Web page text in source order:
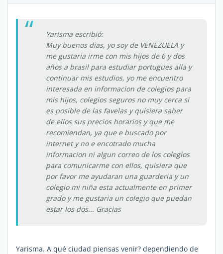
Yarisma escribió:
Muy buenos dias, yo soy de VENEZUELA y
me gustaria irme con mis hijos de 6 y dos
años a brasil para estudiar portugues alla y
continuar mis estudios, yo me encuentro
interesada en informacion de colegios para
mis hijos, colegios seguros no muy cerca si
es posible de las favelas y quisiera saber
de ellos sus precios horarios y que me
recomiendan, ya que e buscado por
internet y no e encotrado mucha
informacion ni algun correo de los colegios
para comunicarme con ellos, quisiera que
por favor me ayudaran una guarderia y un
colegio mi niña esta actualmente en primer
grado y me gustaria un colegio que puedan
estar los dos... Gracias
Yarisma. A qué ciudad piensas venir? dependiendo de